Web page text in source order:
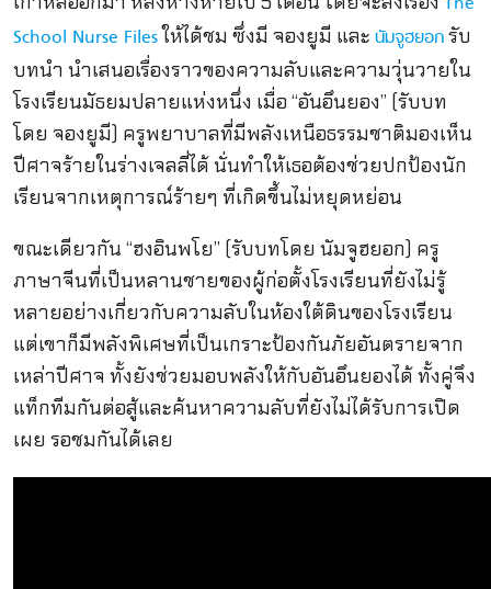
School Nurse Filesให้ได้ชม ซึ่งมี จองยูมี และ นัมจูฮยอกรับ
บทนำ นำเสนอเรื่องราวของความลับและความวุ่นวายใน
โรงเรียนมัธยมปลายแห่งหนึ่ง เมื่อ “อันอึนยอง” (รับบท
โดย จองยูมี) ครูพยาบาลที่มีพลังเหนือธรรมชาติมองเห็น
ปีศาจร้ายในร่างเจลลี่ได้ นั่นทำให้เธอต้องช่วยปกป้องนัก
เรียนจากเหตุการณ์ร้ายๆ ที่เกิดขึ้นไม่หยุดหย่อน
ขณะเดียวกัน “ฮงอินพโย” (รับบทโดย นัมจูฮยอก) ครู
ภาษาจีนที่เป็นหลานชายของผู้ก่อตั้งโรงเรียนที่ยังไม่รู้
หลายอย่างเกี่ยวกับความลับในห้องใต้ดินของโรงเรียน
แต่เขาก็มีพลังพิเศษที่เป็นเกราะป้องกันภัยอันตรายจาก
เหล่าปีศาจ ทั้งยังช่วยมอบพลังให้กับอันอึนยองได้ ทั้งคู่จึง
แท็กทีมกันต่อสู้และค้นหาความลับที่ยังไม่ได้รับการเปิด
เผย รอชมกันได้เลย